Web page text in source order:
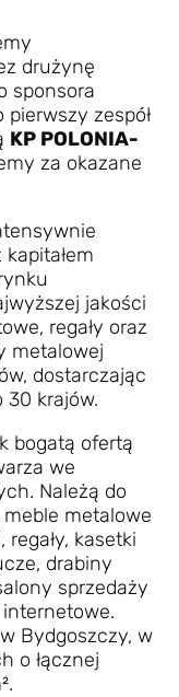
drużynę
sponsora
zespół
KP POLONIA-
za okazane
jakości
regały oraz
metalowej
dostarczając
30 krajów.
bogatą ofertą
we
Należą do
metalowe
kasetki
drabiny
sprzedaży
Bydgoszczy, w
o łącznej